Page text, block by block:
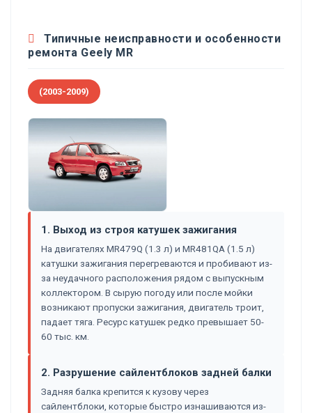
Типичные неисправности и особенности
ремонта Geely MR
(2003-2009)
1. Выход из строя катушек зажигания
На двигателях MR479Q (1.3 л) и MR481QA (1.5 л)
катушки зажигания перегреваются и пробивают из-
за неудачного расположения рядом с выпускным
коллектором. В сырую погоду или после мойки
возникают пропуски зажигания, двигатель троит,
падает тяга. Ресурс катушек редко превышает 50-
60 тыс. км.
2. Разрушение сайлентблоков задней балки
Задняя балка крепится к кузову через
сайлентблоки, которые быстро изнашиваются из-